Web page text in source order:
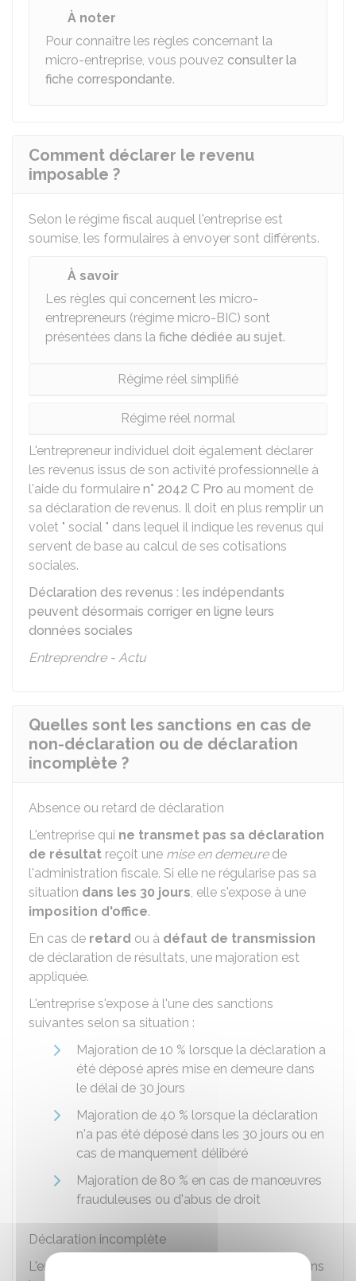
À noter
Pour connaître les règles concernant la
micro-entreprise, vous pouvez consulter la
fiche correspondante.
Comment déclarer le revenu
imposable ?
Selon le régime fiscal auquel l'entreprise est
soumise, les formulaires à envoyer sont différents.
À savoir
Les règles qui concernent les micro-
entrepreneurs (régime micro-BIC) sont
présentées dans la fiche dédiée au sujet.
Régime réel simplifié
Régime réel normal
L'entrepreneur individuel doit également déclarer
les revenus issus de son activité professionnelle à
l'aide du formulaire n° 2042 C Pro au moment de
sa déclaration de revenus. Il doit en plus remplir un
volet " social " dans lequel il indique les revenus qui
servent de base au calcul de ses cotisations
sociales.
Déclaration des revenus : les indépendants
peuvent désormais corriger en ligne leurs
données sociales
Entreprendre - Actu
Quelles sont les sanctions en cas de
non-déclaration ou de déclaration
incomplète ?
Absence ou retard de déclaration
L'entreprise qui ne transmet pas sa déclaration
de résultat reçoit une mise en demeurede
l'administration fiscale. Si elle ne régularise pas sa
situation dans les 30 jours, elle s'expose à une
imposition d'office.
En cas de retard ou à défaut de transmission
de déclaration de résultats, une majoration est
appliquée.
L'entreprise s'expose à l'une des sanctions
suivantes selon sa situation :
Majoration de 10 % lorsque la déclaration a
été déposé après mise en demeure dans
le délai de 30 jours
Majoration de 40 % lorsque la déclaration
n'a pas été déposé dans les 30 jours ou en
cas de manquement délibéré
Majoration de 80 % en cas de manœuvres
frauduleuses ou d'abus de droit
Déclaration incomplète
L'entreprise peut également être sanctionnée dans